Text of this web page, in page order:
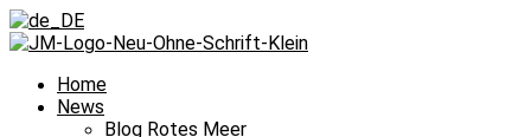
Home
News
Blog Rotes Meer